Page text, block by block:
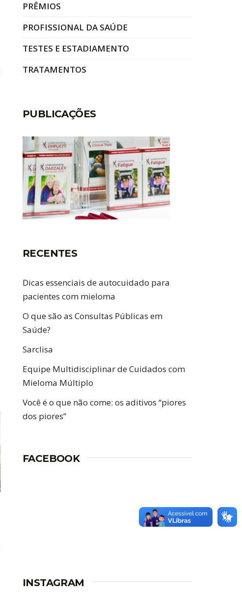
PRÊMIOS
PROFISSIONAL DA SAÚDE
TESTES E ESTADIAMENTO
TRATAMENTOS
PUBLICAÇÕES
RECENTES
Dicas essenciais de autocuidado para
pacientes com mieloma
O que são as Consultas Públicas em
Saúde?
Sarclisa
Equipe Multidisciplinar de Cuidados com
Mieloma Múltiplo
Você é o que não come: os aditivos “piores
dos piores”
FACEBOOK
INSTAGRAM